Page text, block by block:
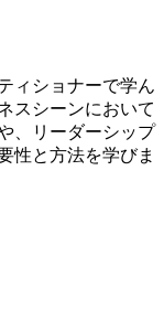
ィショナーで学ん
スシーンにおいて
、リーダーシップ
性と方法を学びま